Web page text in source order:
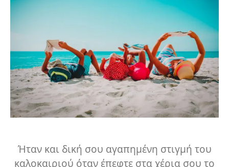
Ήταν και δική σου αγαπημένη στιγμή του
καλοκαιριού όταν έπεφτε στα χέρια σου το